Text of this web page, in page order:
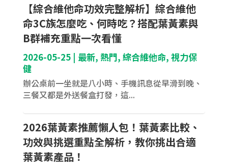
【綜合維他命功效完整解析】綜合維他
命3C族怎麼吃、何時吃？搭配葉黃素與
B群補充重點一次看懂
2026-05-25| 最新, 熱門, 綜合維他命, 視力保
健
辦公桌前一坐就是八小時、手機訊息從早滑到晚、
三餐又都是外送餐盒打發，這...
2026葉黃素推薦懶人包！葉黃素比較、
功效與挑選重點全解析，教你挑出合適
葉黃素產品！